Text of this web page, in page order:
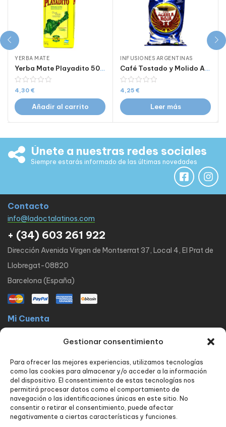
Gestionar consentimiento
Para ofrecer las mejores experiencias, utilizamos tecnologías
como las cookies para almacenar y/o acceder a la información
del dispositivo. El consentimiento de estas tecnologías nos
permitirá procesar datos como el comportamiento de
navegación o las identificaciones únicas en este sitio. No
consentir o retirar el consentimiento, puede afectar
negativamente a ciertas características y funciones.
YERBA MATE
Yerba Mate Playadito 500g
4,30 €
Añadir al carrito
INFUSIONES ARGENTINAS
Café Tostado y Molido Aguila Roja 250g
4,25 €
Leer más
Únete a nuestras redes sociales
Siempre estarás informado de las últimas novedades
Contacto
info@ladoctalatinos.com
+ (34) 603 261 922
Dirección Avenida Virgen de Montserrat 37, Local 4, El Prat de
Llobregat-08820
Barcelona (España)
Mi Cuenta
Políticas
FAQ Avisos legales
Política de privacidad
Política de envío y devoluciones
Política de cookies
Nuestros servicios